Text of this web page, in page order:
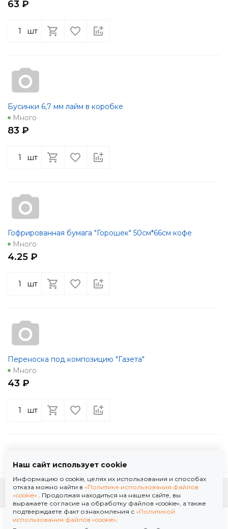
63 ₽
шт
Бусинки 6,7 мм лайм в коробке
Много
83 ₽
шт
Гофрированная бумага "Горошек" 50см*66см кофе
Много
4.25 ₽
шт
Переноска под композицию "Газета"
Много
43 ₽
шт
К началу страницы
Политика обработки персональных данных
Политика использования файлов «cookie»
Наш сайт использует cookie
Информацию о cookie, целях их использования и способах
отказа можно найти в «Политике использования файлов
«cookie» . Продолжая находиться на нашем сайте, вы
выражаете согласие на обработку файлов «cookie», а также
подтверждаете факт ознакомления с «Политикой
использования файлов «cookie».